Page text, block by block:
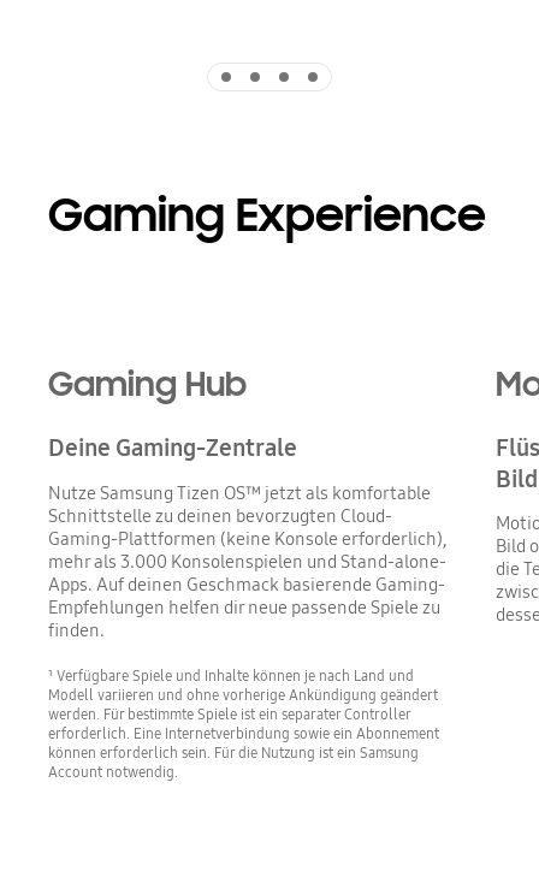
Gaming Experience
Gaming Hub
Deine Gaming-Zentrale
Nutze Samsung Tizen OS™ jetzt als komfortable
Schnittstelle zu deinen bevorzugten Cloud-
Gaming-Plattformen (keine Konsole erforderlich),
mehr als 3.000 Konsolenspielen und Stand-alone-
Apps. Auf deinen Geschmack basierende Gaming-
Empfehlungen helfen dir neue passende Spiele zu
finden.​
¹ Verfügbare Spiele und Inhalte können je nach Land und
Modell variieren und ohne vorherige Ankündigung geändert
werden. Für bestimmte Spiele ist ein separater Controller
erforderlich. Eine Internetverbindung sowie ein Abonnement
können erforderlich sein. Für die Nutzung ist ein Samsung
Account notwendig.
Bild
Bild
die